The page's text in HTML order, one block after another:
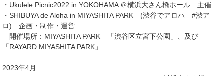
・Ukulele Picnic2022 in YOKOHAMA ＠横浜大さん橋ホール 主催
・SHIBUYA de Aloha in MIYASHITA PARK (渋谷でアロハ #渋ア
ロ) 企画・制作・運営
開催場所：MIYASHITA PARK 「渋谷区立宮下公園」、及び
「RAYARD MIYASHITA PARK」
2023年4月